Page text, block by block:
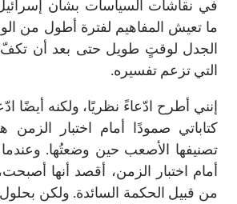
في نقاشات السياسات بشأن
ما تعيش المفاهيم لفترة أطول من
الجدل لوقتٍ طويل حتى بعد أن
التي تزعم تفسيره.
إنني أطرح ادّعاءً نظريًا، ولكنه أيضًا
كتاباتي صمودًا أمام اختبار
تصنيفها الأصعب حين وضعتُها.
أمام اختبار الزمن، أقصد أنها
من قبيل الحكمة السائدة. ولكن